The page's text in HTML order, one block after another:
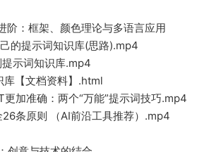
阶：框架、颜色理论与多语言应用
己的提示词知识库(思路).mp4
提示词知识库.mp4
库【文档资料】.html
更加准确：两个“万能”提示词技巧.mp4
26条原则 （AI前沿工具推荐）.mp4